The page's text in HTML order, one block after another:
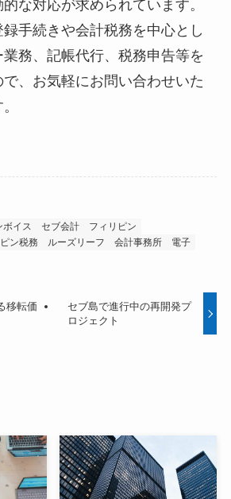
な対応が求められています。
手続きや会計税務を中心とし
務、記帳代行、税務申告等を
、お気軽にお問い合わせいた
ボイス セブ会計
フィリピン
ン税務 ルーズリーフ 会計事務所
電子
移転価
セブ島で進行中の再開発プ
ロジェクト